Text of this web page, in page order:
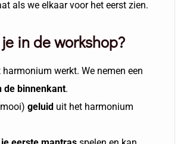
als we elkaar voor het eerst zien.
in de workshop?
harmonium werkt. We nemen een
de binnenkant.
geluid uit het harmonium